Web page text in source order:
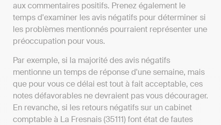
aux commentaires positifs. Prenez également le
temps d'examiner les avis négatifs pour déterminer si
les problèmes mentionnés pourraient représenter une
préoccupation pour vous.
Par exemple, si la majorité des avis négatifs
mentionne un temps de réponse d'une semaine, mais
que pour vous ce délai est tout à fait acceptable, ces
notes défavorables ne devraient pas vous décourager.
En revanche, si les retours négatifs sur un cabinet
comptable à La Fresnais (35111) font état de fautes